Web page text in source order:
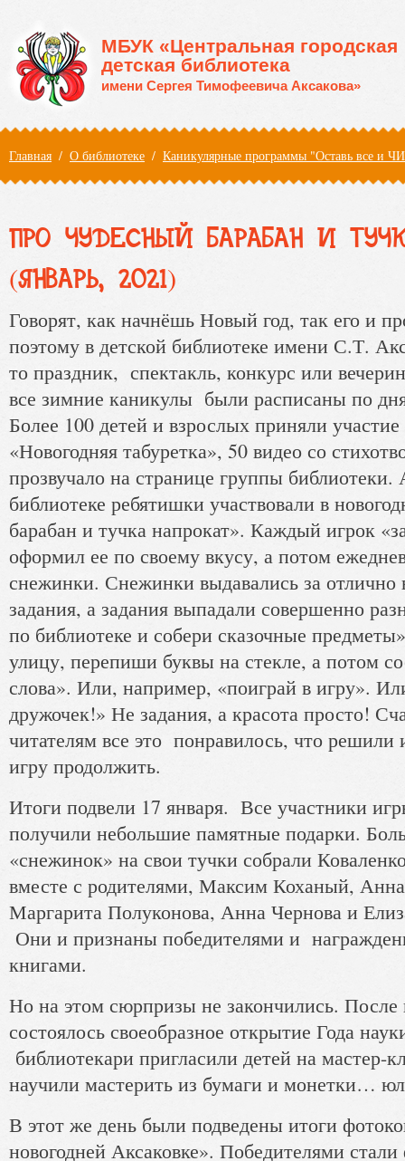
МБУК «Центральная городская
детская библиотека
имени Сергея Тимофеевича Аксакова»
Вы здесь
Главная / О библиотеке / Каникулярные программы "Оставь все и
ПРО ЧУДЕСНЫЙ БАРАБАН И
(ЯНВАРЬ, 2021)
Говорят, как начнёшь Новый год, так его и
поэтому в детской библиотеке имени С.Т.
то праздник, спектакль, конкурс или
все зимние каникулы были расписаны по
Более 100 детей и взрослых приняли
«Новогодняя табуретка», 50 видео со
прозвучало на странице группы
библиотеке ребятишки участвовали в
барабан и тучка напрокат». Каждый игрок
оформил ее по своему вкусу, а потом
снежинки. Снежинки выдавались за
задания, а задания выпадали совершенно
по библиотеке и собери сказочные
улицу, перепиши буквы на стекле, а потом
слова». Или, например, «поиграй в игру».
дружочек!» Не задания, а красота просто!
читателям все это понравилось, что решили
игру продолжить.
Итоги подвели 17 января. Все участники
получили небольшие памятные подарки.
«снежинок» на свои тучки собрали
вместе с родителями, Максим Коханый,
Маргарита Полуконова, Анна Чернова и
Они и признаны победителями и
книгами.
Но на этом сюрпризы не закончились. После
состоялось своеобразное открытие Года
библиотекари пригласили детей на мастер-
научили мастерить из бумаги и монетки…
В этот же день были подведены итоги
новогодней Аксаковке». Победителями